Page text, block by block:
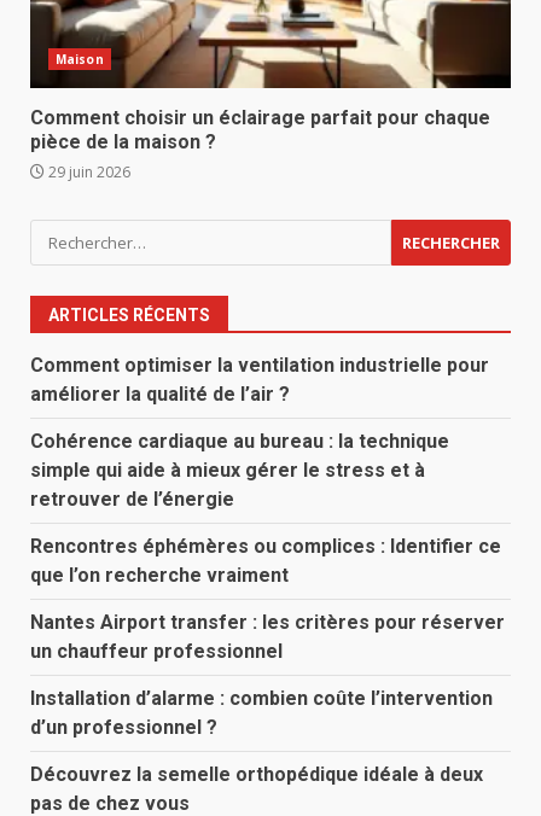
Maison
Comment choisir un éclairage parfait pour chaque
pièce de la maison ?
29 juin 2026
Rechercher :
ARTICLES RÉCENTS
Comment optimiser la ventilation industrielle pour
améliorer la qualité de l’air ?
Cohérence cardiaque au bureau : la technique
simple qui aide à mieux gérer le stress et à
retrouver de l’énergie
Rencontres éphémères ou complices : Identifier ce
que l’on recherche vraiment
Nantes Airport transfer : les critères pour réserver
un chauffeur professionnel
Installation d’alarme : combien coûte l’intervention
d’un professionnel ?
Découvrez la semelle orthopédique idéale à deux
pas de chez vous